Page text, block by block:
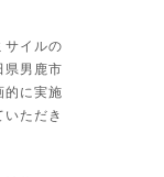
サイルの
県男鹿市
的に実施
ただき